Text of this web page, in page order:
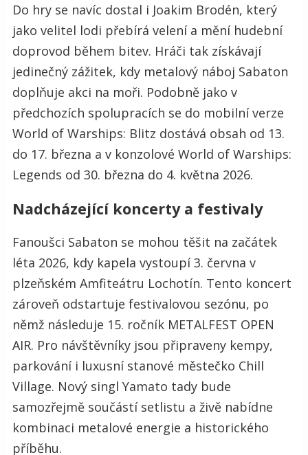
Do hry se navíc dostal i Joakim Brodén, který
jako velitel lodi přebírá velení a mění hudební
doprovod během bitev. Hráči tak získávají
jedinečný zážitek, kdy metalový náboj Sabaton
doplňuje akci na moři. Podobně jako v
předchozích spolupracích se do mobilní verze
World of Warships: Blitz dostává obsah od 13.
do 17. března a v konzolové World of Warships:
Legends od 30. března do 4. května 2026.
Nadcházející koncerty a festivaly
Fanoušci Sabaton se mohou těšit na začátek
léta 2026, kdy kapela vystoupí 3. června v
plzeňském Amfiteátru Lochotín. Tento koncert
zároveň odstartuje festivalovou sezónu, po
němž následuje 15. ročník METALFEST OPEN
AIR. Pro návštěvníky jsou připraveny kempy,
parkování i luxusní stanové městečko Chill
Village. Nový singl Yamato tady bude
samozřejmě součástí setlistu a živě nabídne
kombinaci metalové energie a historického
příběhu.